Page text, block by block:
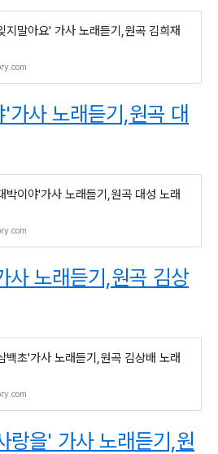
지말아요' 가사 노래듣기,원곡 김희재
가사 노래듣기,원곡 대
박이야'가사 노래듣기,원곡 대성 노래
사 노래듣기,원곡 김상
백초'가사 노래듣기,원곡 김상배 노래
랑을' 가사 노래듣기,원